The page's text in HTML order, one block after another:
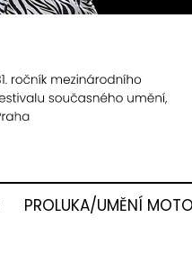
PROLUKA/UMĚNÍ